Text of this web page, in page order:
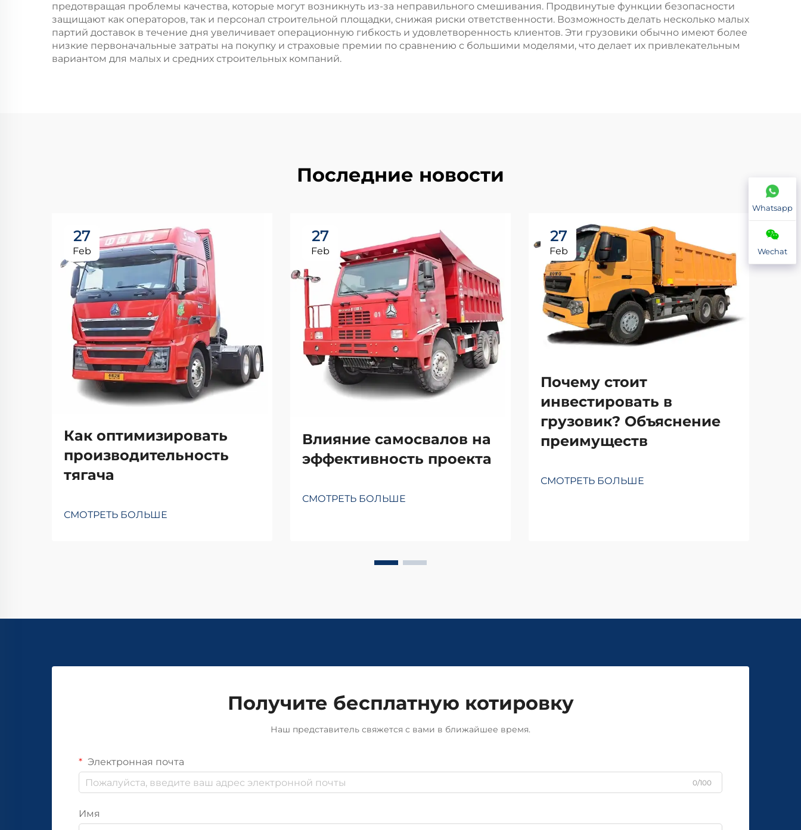
предотвращая проблемы качества, которые могут возникнуть из-за неправильного смешивания. Продвинутые функции безопасности
защищают как операторов, так и персонал строительной площадки, снижая риски ответственности. Возможность делать несколько малых
партий доставок в течение дня увеличивает операционную гибкость и удовлетворенность клиентов. Эти грузовики обычно имеют более
низкие первоначальные затраты на покупку и страховые премии по сравнению с большими моделями, что делает их привлекательным
вариантом для малых и средних строительных компаний.
Последние новости
27
Feb
Как оптимизировать
производительность
тягача
СМОТРЕТЬ БОЛЬШЕ
27
Feb
Влияние самосвалов на
эффективность проекта
СМОТРЕТЬ БОЛЬШЕ
27
Feb
Почему стоит
инвестировать в
грузовик? Объяснение
преимуществ
СМОТРЕТЬ БОЛЬШЕ
Получите бесплатную котировку
Наш представитель свяжется с вами в ближайшее время.
Электронная почта
0/100
Имя
Whatsapp
Wechat